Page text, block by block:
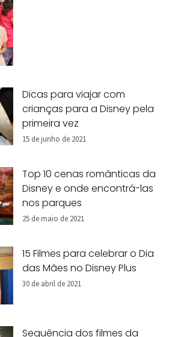
Dicas para viajar com
crianças para a Disney pela
primeira vez
15 de junho de 2021
Top 10 cenas românticas da
Disney e onde encontrá-las
nos parques
25 de maio de 2021
15 Filmes para celebrar o Dia
das Mães no Disney Plus
30 de abril de 2021
Sequência dos filmes da